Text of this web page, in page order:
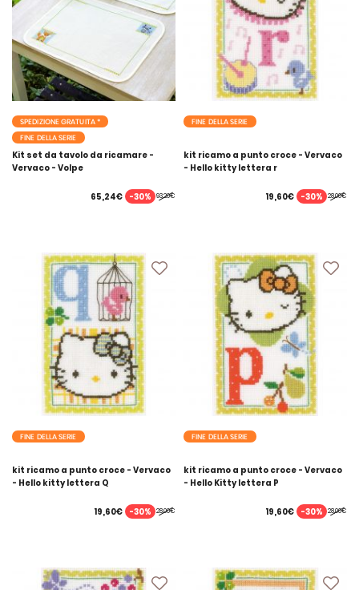
SPEDIZIONE GRATUITA *
FINE DELLA SERIE
Kit set da tavolo da ricamare -
Vervaco - Volpe
93,20€
65,24€ -30%
FINE DELLA SERIE
kit ricamo a punto croce - Vervaco
- Hello kitty lettera r
28,00€
19,60€ -30%
FINE DELLA SERIE
kit ricamo a punto croce - Vervaco
- Hello kitty lettera Q
28,00€
19,60€ -30%
FINE DELLA SERIE
kit ricamo a punto croce - Vervaco
- Hello Kitty lettera P
28,00€
19,60€ -30%